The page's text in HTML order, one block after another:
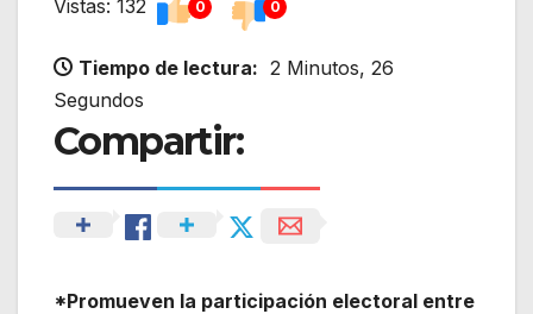
Vistas: 132 0 0
Tiempo de lectura: 2 Minutos, 26
Segundos
Compartir:
*Promueven la participación electoral entre